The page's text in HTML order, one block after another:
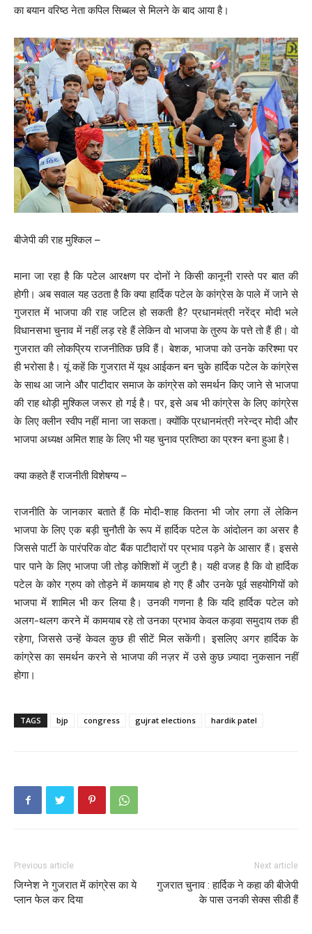
का बयान वरिष्ठ नेता कपिल सिब्बल से मिलने के बाद आया है।
बीजेपी की राह मुश्किल –
माना जा रहा है कि पटेल आरक्षण पर दोनों ने किसी कानूनी रास्ते पर बात की
होगी। अब सवाल यह उठता है कि क्या हार्दिक पटेल के कांग्रेस के पाले में जाने से
गुजरात में भाजपा की राह जटिल हो सकती है? प्रधानमंत्री नरेंद्र मोदी भले
विधानसभा चुनाव में नहीं लड़ रहे हैं लेकिन वो भाजपा के तुरुप के पत्ते तो हैं ही। वो
गुजरात की लोकप्रिय राजनीतिक छवि हैं। बेशक, भाजपा को उनके करिश्मा पर
ही भरोसा है। यूं कहें कि गुजरात में यूथ आईकन बन चुके हार्दिक पटेल के कांग्रेस
के साथ आ जाने और पाटीदार समाज के कांग्रेस को समर्थन किए जाने से भाजपा
की राह थोड़ी मुश्किल जरूर हो गई है। पर, इसे अब भी कांग्रेस के लिए कांग्रेस
के लिए क्लीन स्वीप नहीं माना जा सकता। क्योंकि प्रधानमंत्री नरेन्द्र मोदी और
भाजपा अध्यक्ष अमित शाह के लिए भी यह चुनाव प्रतिष्ठा का प्रश्न बना हुआ है।
क्या कहते हैं राजनीती विशेषग्य –
राजनीति के जानकार बताते हैं कि मोदी-शाह कितना भी जोर लगा लें लेकिन
भाजपा के लिए एक बड़ी चुनौती के रूप में हार्दिक पटेल के आंदोलन का असर है
जिससे पार्टी के पारंपरिक वोट बैंक पाटीदारों पर प्रभाव पड़ने के आसार हैं। इससे
पार पाने के लिए भाजपा जी तोड़ कोशिशों में जुटी है। यही वजह है कि वो हार्दिक
पटेल के कोर ग्रुप को तोड़ने में कामयाब हो गए हैं और उनके पूर्व सहयोगियों को
भाजपा में शामिल भी कर लिया है। उनकी गणना है कि यदि हार्दिक पटेल को
अलग-थलग करने में कामयाब रहे तो उनका प्रभाव केवल कड़वा समुदाय तक ही
रहेगा, जिससे उन्हें केवल कुछ ही सीटें मिल सकेंगी। इसलिए अगर हार्दिक के
कांग्रेस का समर्थन करने से भाजपा की नज़र में उसे कुछ ज़्यादा नुकसान नहीं
होगा।
TAGS bjp congress gujrat elections hardik patel
Previous article
जिग्नेश ने गुजरात में कांग्रेस का ये
प्लान फेल कर दिया
Next article
गुजरात चुनाव : हार्दिक ने कहा की बीजेपी
के पास उनकी सेक्स सीडी हैं